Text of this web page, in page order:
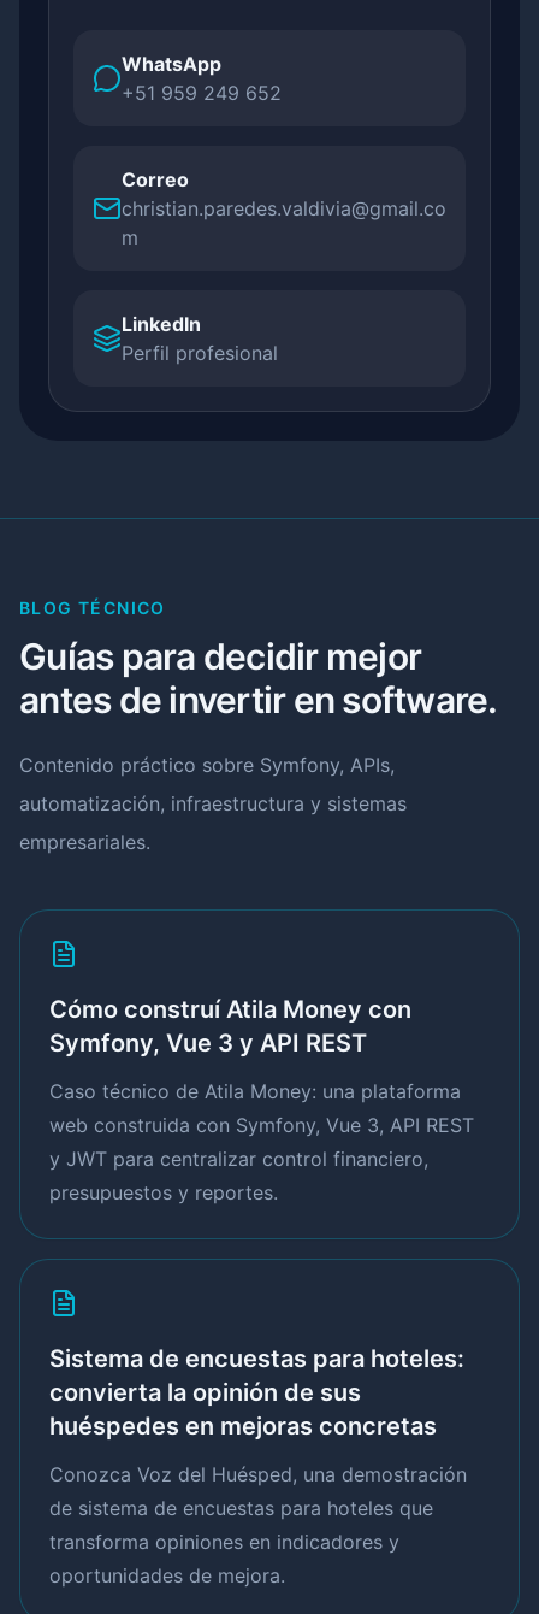
WhatsApp
+51 959 249 652
Correo
christian.paredes.valdivia@gmail.co
m
LinkedIn
Perfil profesional
BLOG TÉCNICO
Guías para decidir mejor
antes de invertir en software.
Contenido práctico sobre Symfony, APIs,
automatización, infraestructura y sistemas
empresariales.
Cómo construí Atila Money con
Symfony, Vue 3 y API REST
Caso técnico de Atila Money: una plataforma
web construida con Symfony, Vue 3, API REST
y JWT para centralizar control financiero,
presupuestos y reportes.
Sistema de encuestas para hoteles:
convierta la opinión de sus
huéspedes en mejoras concretas
Conozca Voz del Huésped, una demostración
de sistema de encuestas para hoteles que
transforma opiniones en indicadores y
oportunidades de mejora.